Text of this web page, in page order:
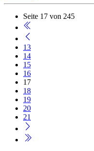
Seite 17 von 245
13
14
15
16
17
18
19
20
21